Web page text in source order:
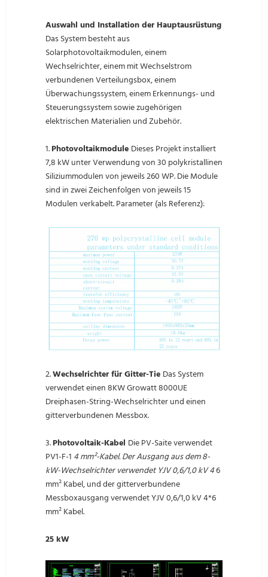
Auswahl und Installation der Hauptausrüstung
Das System besteht aus
Solarphotovoltaikmodulen, einem
Wechselrichter, einem mit Wechselstrom
verbundenen Verteilungsbox, einem
Überwachungssystem, einem Erkennungs- und
Steuerungssystem sowie zugehörigen
elektrischen Materialien und Zubehör.
1.Photovoltaikmodule Dieses Projekt installiert
7,8 kW unter Verwendung von 30 polykristallinen
Siliziummodulen von jeweils 260 WP. Die Module
sind in zwei Zeichenfolgen von jeweils 15
Modulen verkabelt. Parameter (als Referenz):
2.Wechselrichter für Gitter-Tie Das System
verwendet einen 8KW Growatt 8000UE
Dreiphasen-String-Wechselrichter und einen
gitterverbundenen Messbox.
3.Photovoltaik-Kabel Die PV-Saite verwendet
PV1-F-1 4 mm²-Kabel. Der Ausgang aus dem 8-
kW-Wechselrichter verwendet YJV 0,6/1,0 kV 46
mm² Kabel, und der gitterverbundene
Messboxausgang verwendet YJV 0,6/1,0 kV 4*6
mm² Kabel.
25 kW